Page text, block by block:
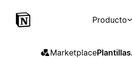
Producto
MarketplacePlantillas